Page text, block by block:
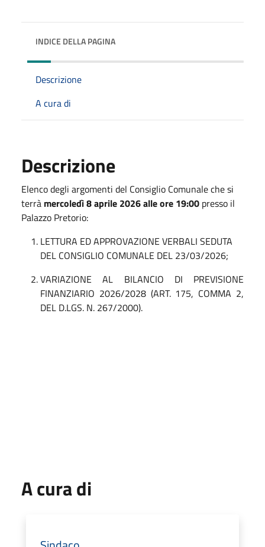
INDICE DELLA PAGINA
Descrizione
A cura di
Descrizione
Elenco degli argomenti del Consiglio Comunale che si
terrà mercoledì 8 aprile 2026 alle ore 19:00 presso il
Palazzo Pretorio:
LETTURA ED APPROVAZIONE VERBALI SEDUTA
DEL CONSIGLIO COMUNALE DEL 23/03/2026;
VARIAZIONE AL BILANCIO DI PREVISIONE
FINANZIARIO 2026/2028 (ART. 175, COMMA 2,
DEL D.LGS. N. 267/2000).
A cura di